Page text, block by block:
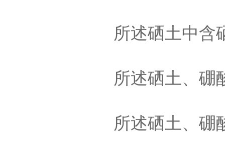
所述硒土中含
所述硒土、硼
所述硒土、硼